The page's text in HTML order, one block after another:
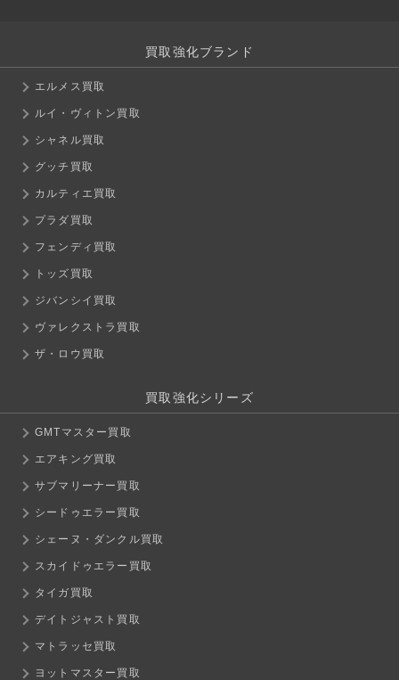
買取強化ブランド
エルメス買取
ルイ・ヴィトン買取
シャネル買取
グッチ買取
カルティエ買取
プラダ買取
フェンディ買取
トッズ買取
ジバンシイ買取
ヴァレクストラ買取
ザ・ロウ買取
買取強化シリーズ
GMTマスター買取
エアキング買取
サブマリーナー買取
シードゥエラー買取
シェーヌ・ダンクル買取
スカイドゥエラー買取
タイガ買取
デイトジャスト買取
マトラッセ買取
ヨットマスター買取